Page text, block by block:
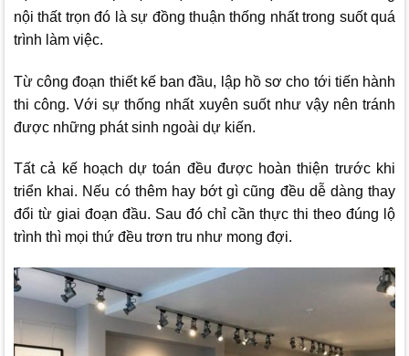
nội thất trọn đó là sự đồng thuận thống nhất trong suốt quá
trình làm việc.
Từ công đoạn thiết kế ban đầu, lập hồ sơ cho tới tiến hành
thi công. Với sự thống nhất xuyên suốt như vậy nên tránh
được những phát sinh ngoài dự kiến.
Tất cả kế hoạch dự toán đều được hoàn thiện trước khi
triển khai. Nếu có thêm hay bớt gì cũng đều dễ dàng thay
đổi từ giai đoạn đầu. Sau đó chỉ cần thực thi theo đúng lộ
trình thì mọi thứ đều trơn tru như mong đợi.